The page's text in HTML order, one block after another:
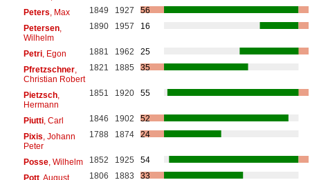
Peters , Max 1849 1927
56
Petersen,
Wilhelm
1890 1957 16
Petri, Egon 1881 1962
25
Pfretzschner,
Christian Robert
1821 1885 35
Pietzsch,
Hermann
1851 1920 55
Piutti, Carl 1846 1902
52
Pixis , Johann
Peter
1788 1874 24
Posse, Wilhelm 1852 1925
54
Pott, August 1806 1883
33